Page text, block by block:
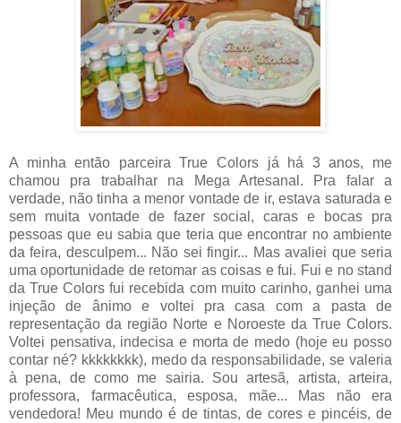
A minha então parceira True Colors já há 3 anos, me
chamou pra trabalhar na Mega Artesanal. Pra falar a
verdade, não tinha a menor vontade de ir, estava saturada e
sem muita vontade de fazer social, caras e bocas pra
pessoas que eu sabia que teria que encontrar no ambiente
da feira, desculpem... Não sei fingir... Mas avaliei que seria
uma oportunidade de retomar as coisas e fui. Fui e no stand
da True Colors fui recebida com muito carinho, ganhei uma
injeção de ânimo e voltei pra casa com a pasta de
representação da região Norte e Noroeste da True Colors.
Voltei pensativa, indecisa e morta de medo (hoje eu posso
contar né? kkkkkkkk), medo da responsabilidade, se valeria
à pena, de como me sairia. Sou artesã, artista, arteira,
professora, farmacêutica, esposa, mãe... Mas não era
vendedora! Meu mundo é de tintas, de cores e pincéis, de